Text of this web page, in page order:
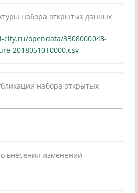
набора открытых данных
opendata/3308000048-
20180510T0000.csv
набора открытых
внесения изменений